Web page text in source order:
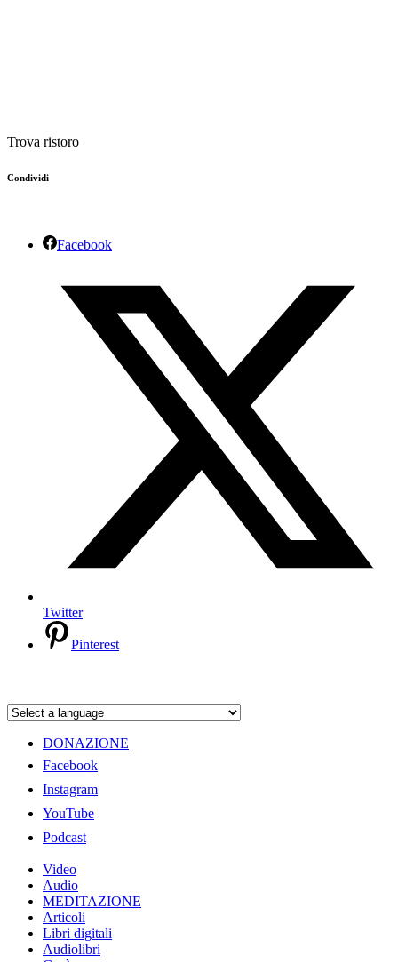
Trova ristoro
Condividi
Facebook
Twitter
Pinterest
DONAZIONE
Facebook
Instagram
YouTube
Podcast
Video
Audio
MEDITAZIONE
Articoli
Libri digitali
Audiolibri